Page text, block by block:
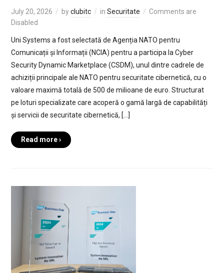
July 20, 2026 byclubitc in Securitate
Comments are
Disabled
Uni Systems a fost selectată de Agenția NATO pentru
Comunicații și Informații (NCIA) pentru a participa la Cyber
Security Dynamic Marketplace (CSDM), unul dintre cadrele de
achiziții principale ale NATO pentru securitate cibernetică, cu o
valoare maximă totală de 500 de milioane de euro. Structurat
pe loturi specializate care acoperă o gamă largă de capabilități
și servicii de securitate cibernetică, […]
Read more ›